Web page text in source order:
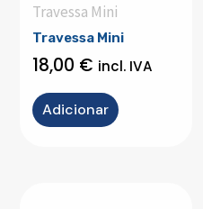
Travessa Mini
Travessa Mini
18,00 € incl. IVA
Adicionar